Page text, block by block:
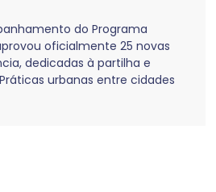
do Programa
oficialmente 25 novas
dedicadas à partilha e
urbanas entre cidades